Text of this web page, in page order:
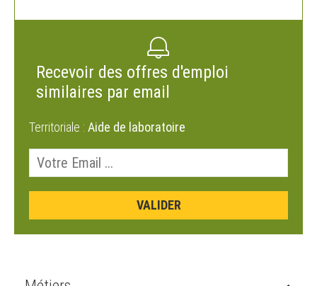
Recevoir des offres d'emploi
similaires par email
Territoriale : Aide de laboratoire